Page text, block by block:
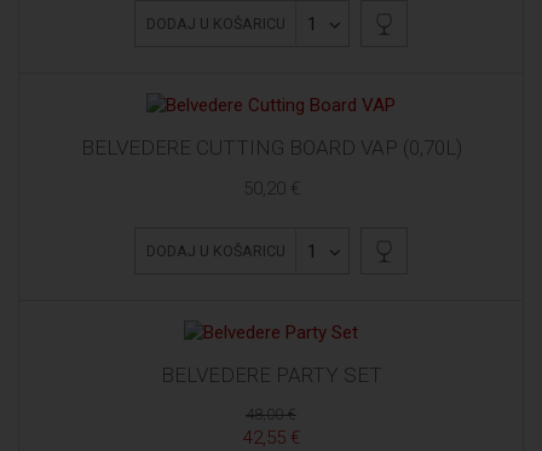
DODAJ U KOŠARICU 1
BELVEDERE CUTTING BOARD VAP (0,70L)
50,20 €
DODAJ U KOŠARICU 1
BELVEDERE PARTY SET
48,00 €
42,55 €